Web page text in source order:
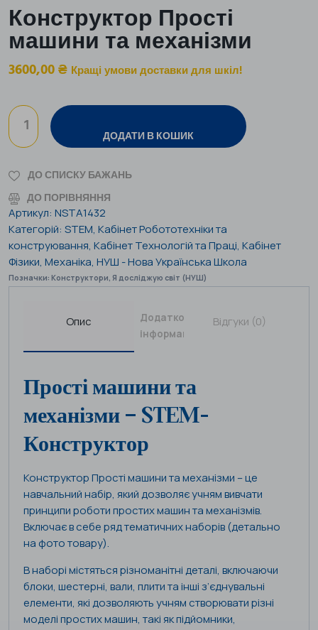
Конструктор Прості
машини та механізми
3600,00₴ Кращі умови доставки для шкіл!
ДОДАТИ В КОШИК
ДО СПИСКУ БАЖАНЬ
ДО ПОРІВНЯННЯ
Артикул: NSTA1432
Категорій: STEM, Кабінет Робототехніки та
конструювання, Кабінет Технологій та Праці, Кабінет
Фізики, Механіка, НУШ - Нова Українська Школа
Позначки: Конструктори Я досліджую світ (НУШ)
Опис
Додаткова
інформація
Відгуки (0)
Прості машини та
механізми – STEM-
Конструктор
Конструктор Прості машини та механізми – це
навчальний набір, який дозволяє учням вивчати
принципи роботи простих машин та механізмів.
Включає в себе ряд тематичних наборів (детально
на фото товару).
В наборі містяться різноманітні деталі, включаючи
блоки, шестерні, вали, плити та інші з’єднувальні
елементи, які дозволяють учням створювати різні
моделі простих машин, такі як підйомники,